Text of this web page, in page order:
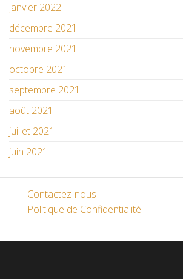
janvier 2022
décembre 2021
novembre 2021
octobre 2021
septembre 2021
août 2021
juillet 2021
juin 2021
Contactez-nous
Politique de Confidentialité